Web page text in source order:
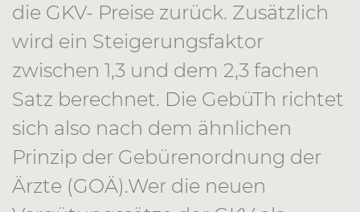
die GKV- Preise zurück. Zusätzlich
wird ein Steigerungsfaktor
zwischen 1,3 und dem 2,3 fachen
Satz berechnet. Die GebüTh richtet
sich also nach dem ähnlichen
Prinzip der Gebürenordnung der
Ärzte (GOÄ).Wer die neuen